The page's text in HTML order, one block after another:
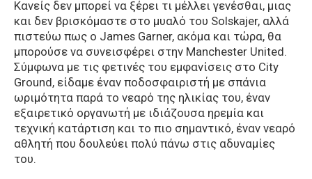
Κανείς δεν μπορεί να ξέρει τι μέλλει γενέσθαι, μιας
και δεν βρισκόμαστε στο μυαλό του Solskajer, αλλά
πιστεύω πως ο James Garner, ακόμα και τώρα, θα
μπορούσε να συνεισφέρει στην Manchester United.
Σύμφωνα με τις φετινές του εμφανίσεις στο City
Ground, είδαμε έναν ποδοσφαιριστή με σπάνια
ωριμότητα παρά το νεαρό της ηλικίας του, έναν
εξαιρετικό οργανωτή με ιδιάζουσα ηρεμία και
τεχνική κατάρτιση και το πιο σημαντικό, έναν νεαρό
αθλητή που δουλεύει πολύ πάνω στις αδυναμίες
του.